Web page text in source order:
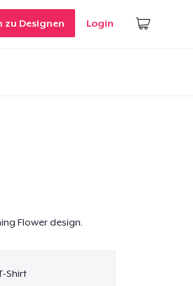
zu Designen Login
Flower design.
Shirt